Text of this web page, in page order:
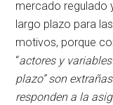
mercado regulado
largo plazo para
motivos, porque
“actores y
plazo” son
responden a la